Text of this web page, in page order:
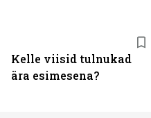
Kelle viisid tulnukad
ära esimesena?